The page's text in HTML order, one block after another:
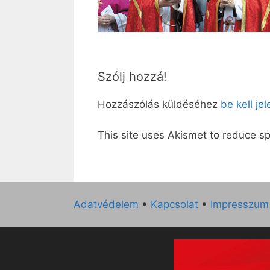
Szólj hozzá!
Hozzászólás küldéséhez be kell
This site uses Akismet to reduce
Adatvédelem • Kapcsolat • Impresszum